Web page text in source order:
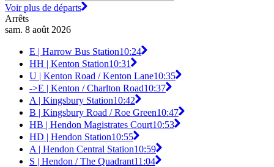
Voir plus de départs
Arrêts
sam. 8 août 2026
E | Harrow Bus Station10:24
HH | Kenton Station10:31
U | Kenton Road / Kenton Lane10:35
->E | Kenton / Charlton Road10:37
A | Kingsbury Station10:42
B | Kingsbury Road / Roe Green10:47
HB | Hendon Magistrates Court10:53
HD | Hendon Station10:55
A | Hendon Central Station10:59
S | Hendon / The Quadrant11:04